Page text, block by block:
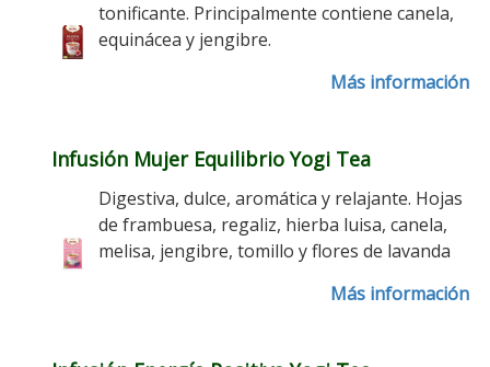
tonificante. Principalmente contiene canela,
equinácea y jengibre.
Más información
Infusión Mujer Equilibrio Yogi Tea
Digestiva, dulce, aromática y relajante. Hojas
de frambuesa, regaliz, hierba luisa, canela,
melisa, jengibre, tomillo y flores de lavanda
Más información